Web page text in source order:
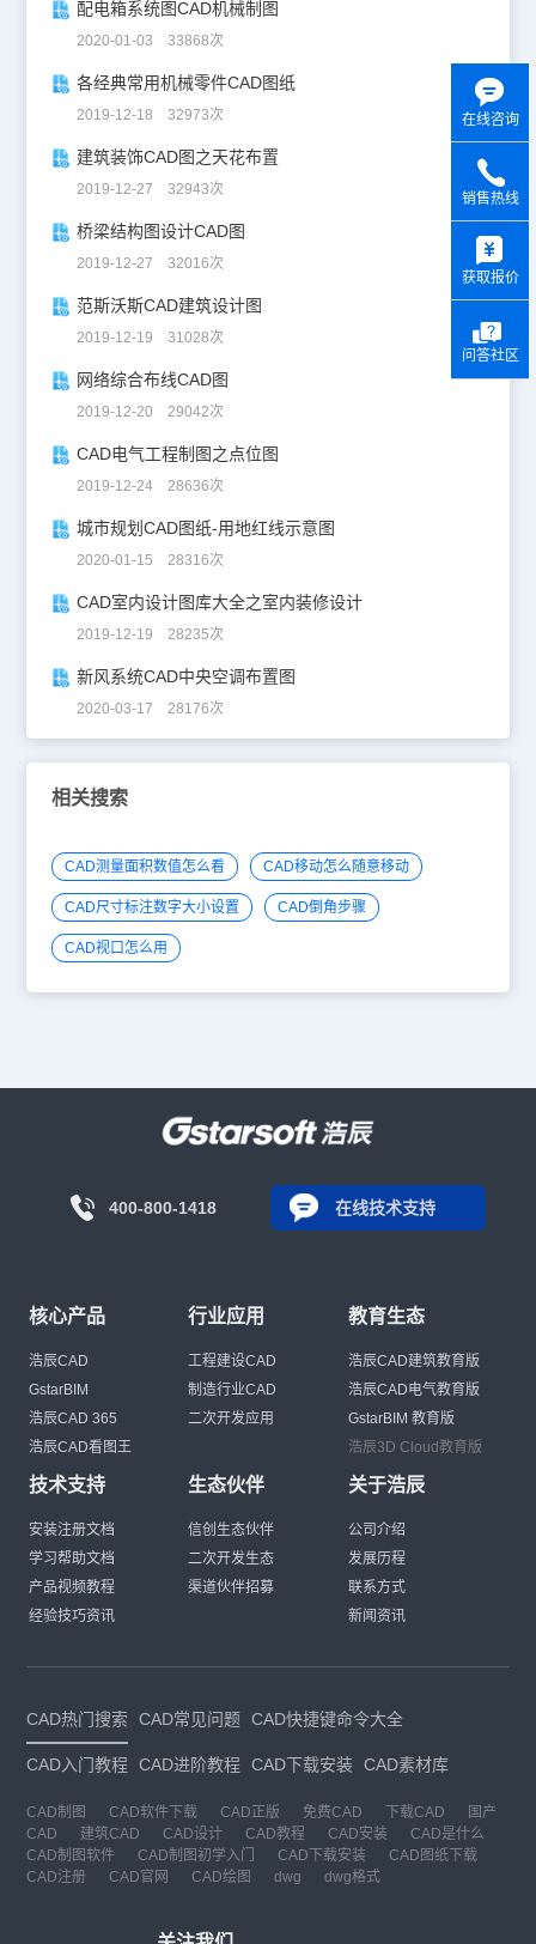
配电箱系统图CAD机械制图
2020-01-03 33868次
各经典常用机械零件CAD图纸
2019-12-18 32973次
建筑装饰CAD图之天花布置
2019-12-27 32943次
桥梁结构图设计CAD图
2019-12-27 32016次
范斯沃斯CAD建筑设计图
2019-12-19 31028次
网络综合布线CAD图
2019-12-20 29042次
CAD电气工程制图之点位图
2019-12-24 28636次
城市规划CAD图纸-用地红线示意图
2020-01-15 28316次
CAD室内设计图库大全之室内装修设计
2019-12-19 28235次
新风系统CAD中央空调布置图
2020-03-17 28176次
相关搜索
CAD测量面积数值怎么看 CAD移动怎么随意移动
CAD尺寸标注数字大小设置 CAD倒角步骤
CAD视口怎么用
400-800-1418 在线技术支持
核心产品
浩辰CAD
GstarBIM
浩辰CAD 365
浩辰CAD看图王
行业应用
工程建设CAD
制造行业CAD
二次开发应用
教育生态
浩辰CAD建筑教育版
浩辰CAD电气教育版
GstarBIM 教育版
浩辰3D Cloud教育版
技术支持
安装注册文档
学习帮助文档
产品视频教程
经验技巧资讯
生态伙伴
信创生态伙伴
二次开发生态
渠道伙伴招募
关于浩辰
公司介绍
发展历程
联系方式
新闻资讯
CAD热门搜索 CAD常见问题 CAD快捷键命令大全
CAD入门教程 CAD进阶教程 CAD下载安装 CAD素材库
CAD制图 CAD软件下载 CAD正版 免费CAD 下载CAD
国产
CAD
建筑CAD CAD设计 CAD教程 CAD安装
CAD是什么
CAD制图软件
CAD制图初学入门 CAD下载安装
CAD图纸下载
CAD注册
CAD官网 CAD绘图 dwg dwg格式
在线咨询
销售热线
获取报价
问答社区